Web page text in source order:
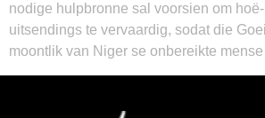
nodige hulpbronne sal voorsien om
uitsendings te vervaardig, sodat die
moontlik van Niger se onbereikte